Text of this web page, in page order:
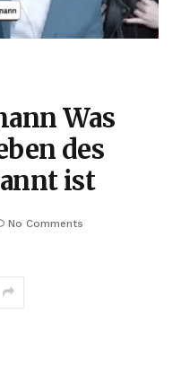
Was
des
ist
No Comments